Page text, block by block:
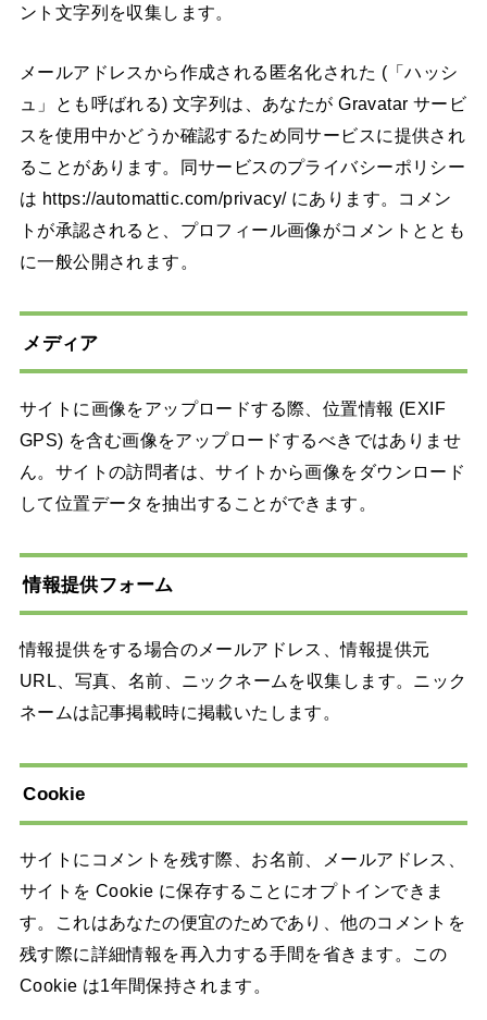
ント文字列を収集します。
メールアドレスから作成される匿名化された (「ハッシ
ュ」とも呼ばれる) 文字列は、あなたが Gravatar サービ
スを使用中かどうか確認するため同サービスに提供され
ることがあります。同サービスのプライバシーポリシー
は https://automattic.com/privacy/ にあります。コメン
トが承認されると、プロフィール画像がコメントととも
に一般公開されます。
メディア
サイトに画像をアップロードする際、位置情報 (EXIF
GPS) を含む画像をアップロードするべきではありませ
ん。サイトの訪問者は、サイトから画像をダウンロード
して位置データを抽出することができます。
情報提供フォーム
情報提供をする場合のメールアドレス、情報提供元
URL、写真、名前、ニックネームを収集します。ニック
ネームは記事掲載時に掲載いたします。
Cookie
サイトにコメントを残す際、お名前、メールアドレス、
サイトを Cookie に保存することにオプトインできま
す。これはあなたの便宜のためであり、他のコメントを
残す際に詳細情報を再入力する手間を省きます。この
Cookie は1年間保持されます。